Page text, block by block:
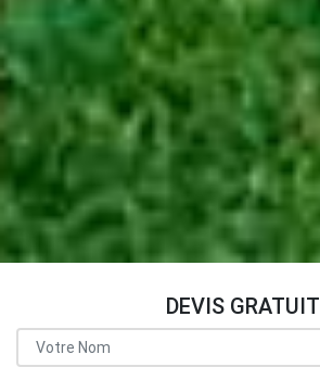
DEVIS GRATUIT